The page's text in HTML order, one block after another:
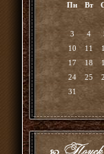
Пн
Вт
3
4
10
11
17
18
24
25
31